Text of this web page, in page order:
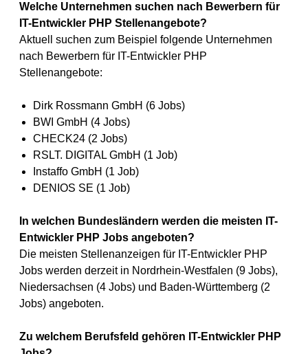
Welche Unternehmen suchen nach Bewerbern für
IT-Entwickler PHP Stellenangebote?
Aktuell suchen zum Beispiel folgende Unternehmen
nach Bewerbern für IT-Entwickler PHP
Stellenangebote:
Dirk Rossmann GmbH (6 Jobs)
BWI GmbH (4 Jobs)
CHECK24 (2 Jobs)
RSLT. DIGITAL GmbH (1 Job)
Instaffo GmbH (1 Job)
DENIOS SE (1 Job)
In welchen Bundesländern werden die meisten IT-
Entwickler PHP Jobs angeboten?
Die meisten Stellenanzeigen für IT-Entwickler PHP
Jobs werden derzeit in Nordrhein-Westfalen (9 Jobs),
Niedersachsen (4 Jobs) und Baden-Württemberg (2
Jobs) angeboten.
Zu welchem Berufsfeld gehören IT-Entwickler PHP